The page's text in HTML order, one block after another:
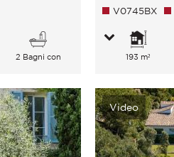
2 Bagni con
V0745BX
193 m²
Video